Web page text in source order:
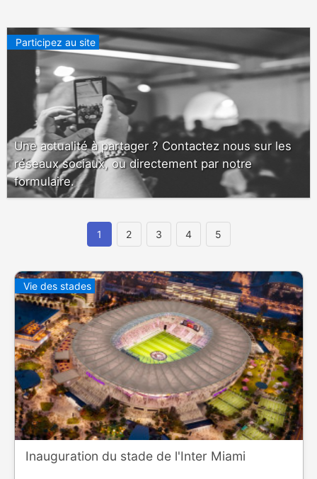
Participez au site
Une actualité à partager ? Contactez nous sur les
réseaux sociaux, ou directement par notre
formulaire.
1 2 3 4 5
Vie des stades
Inauguration du stade de l'Inter Miami